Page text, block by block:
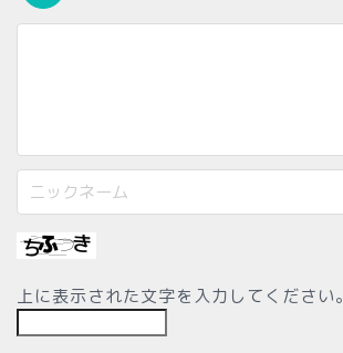
上に表示された文字を入力してください。